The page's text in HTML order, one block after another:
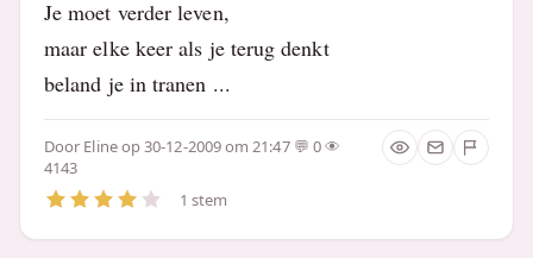
Je moet verder leven,
maar elke keer als je terug denkt
beland je in tranen ...
Door Elineop 30-12-2009 om 21:47
0
4143
1 stem